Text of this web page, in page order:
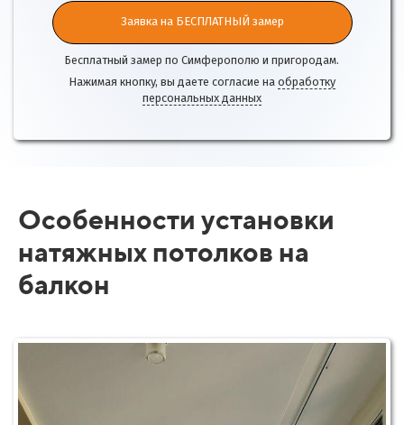
Заявка на БЕСПЛАТНЫЙ замер
Бесплатный замер по Симферополю и пригородам.
Нажимая кнопку, вы даете согласие на обработку
персональных данных
Особенности установки
натяжных потолков на
балкон